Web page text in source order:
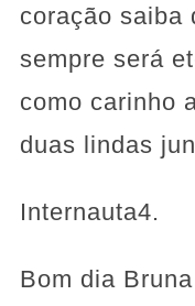
coração saiba
sempre será
como carinho
duas lindas
Internauta4.
Bom dia